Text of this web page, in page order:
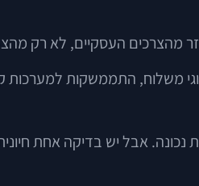
מהצרכים העסקיים, לא רק
משלוח, התממשקות למערכות
נכונה. אבל יש בדיקה אחת